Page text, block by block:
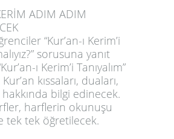
ADIM ADIM
“Kur’an-ı Kerim’i
sorusuna yanıt
ı Kerim’i Tanıyalım”
kıssaları, duaları,
hakkında bilgi edinecek.
harflerin okunuşu
tek tek öğretilecek.